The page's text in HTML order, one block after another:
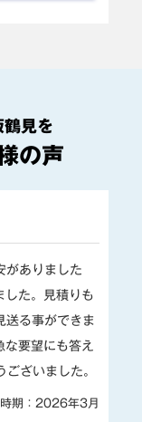
鶴見を
の声
がありました
した。見積りも
送る事ができま
な要望にも答え
ざいました。
期：2026年3月